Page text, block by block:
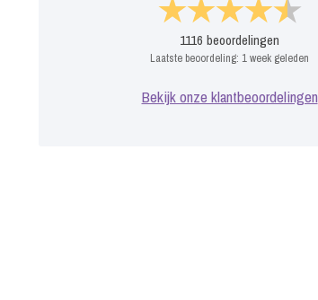
1116 beoordelingen
Laatste beoordeling: 1 week geleden
Bekijk onze klantbeoordelingen